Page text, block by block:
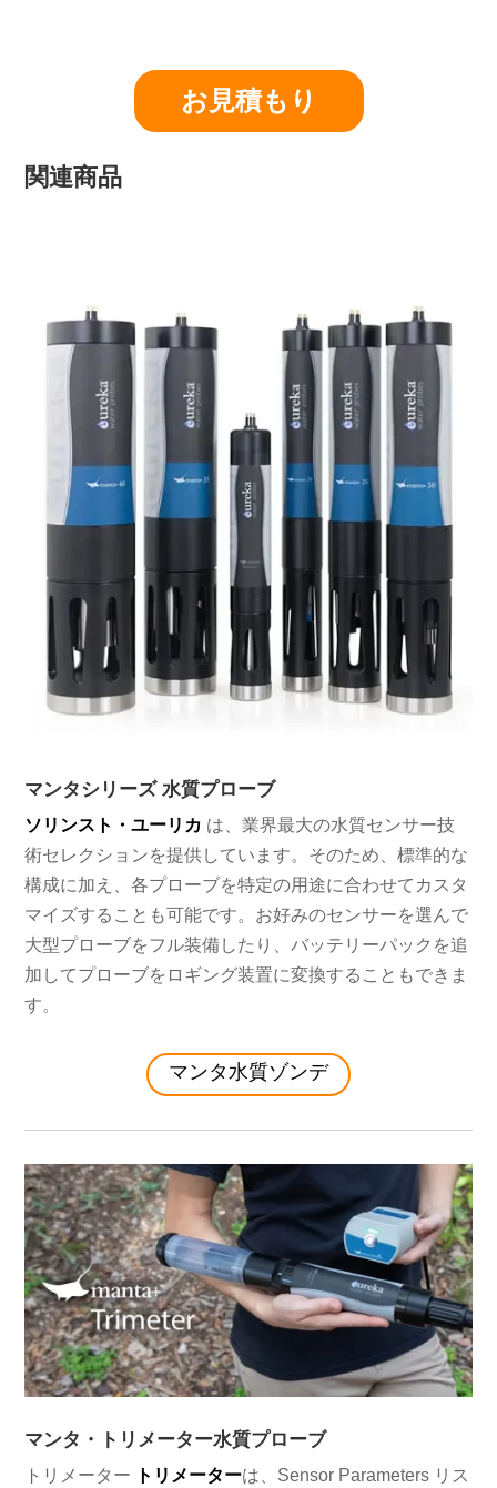
お見積もり
関連商品
マンタシリーズ 水質プローブ
ソリンスト・ユーリカ は、業界最大の水質センサー技
術セレクションを提供しています。そのため、標準的な
構成に加え、各プローブを特定の用途に合わせてカスタ
マイズすることも可能です。お好みのセンサーを選んで
大型プローブをフル装備したり、バッテリーパックを追
加してプローブをロギング装置に変換することもできま
す。
マンタ水質ゾンデ
マンタ・トリメーター水質プローブ
トリメーター トリメーターは、Sensor Parameters リス